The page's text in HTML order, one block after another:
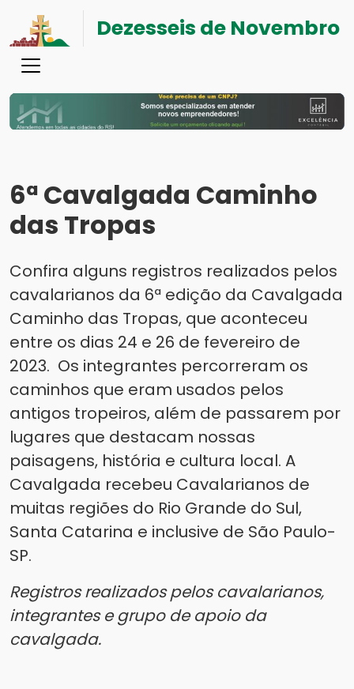
Dezesseis de Novembro
6ª Cavalgada Caminho
das Tropas
Confira alguns registros realizados pelos
cavalarianos da 6ª edição da Cavalgada
Caminho das Tropas, que aconteceu
entre os dias 24 e 26 de fevereiro de
2023. Os integrantes percorreram os
caminhos que eram usados pelos
antigos tropeiros, além de passarem por
lugares que destacam nossas
paisagens, história e cultura local. A
Cavalgada recebeu Cavalarianos de
muitas regiões do Rio Grande do Sul,
Santa Catarina e inclusive de São Paulo-
SP.
Registros realizados pelos cavalarianos,
integrantes e grupo de apoio da
cavalgada.